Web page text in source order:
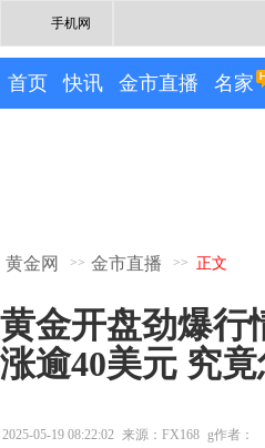
手机网
首页 快讯 金市直播 名家
黄金网 >> 金市直播 >> 正文
黄金开盘劲爆行
涨逾40美元 究
2025-05-19 08:22:02 来源：FX168 g作者：